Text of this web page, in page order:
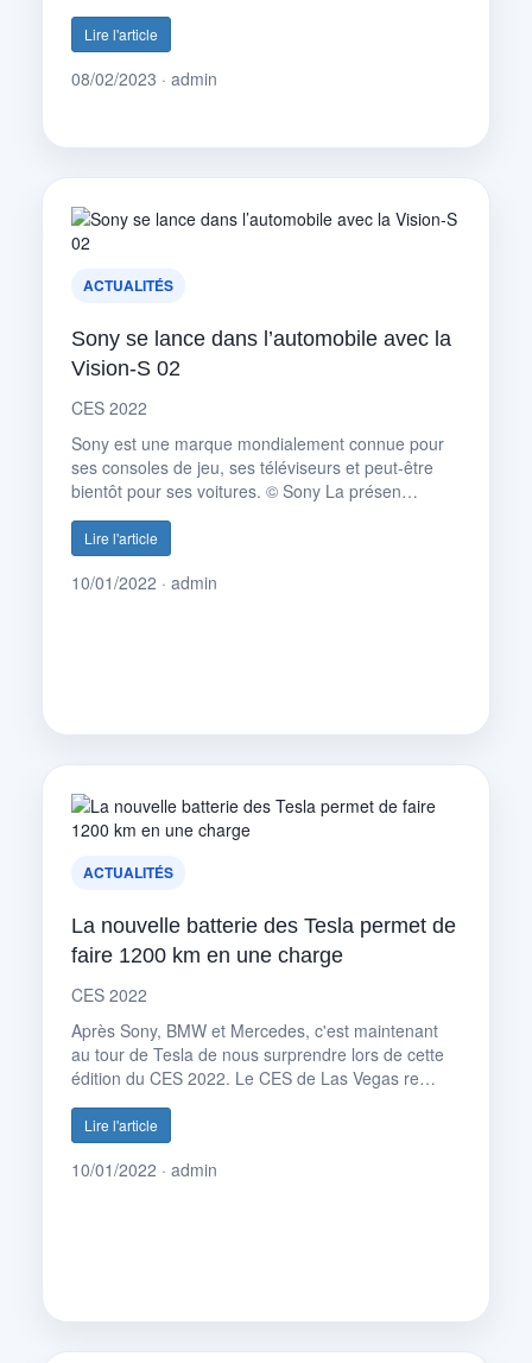
Lire l'article
08/02/2023 · admin
ACTUALITÉS
Sony se lance dans l’automobile avec la
Vision-S 02
CES 2022
Sony est une marque mondialement connue pour
ses consoles de jeu, ses téléviseurs et peut-être
bientôt pour ses voitures. © Sony La présen…
Lire l'article
10/01/2022 · admin
ACTUALITÉS
La nouvelle batterie des Tesla permet de
faire 1200 km en une charge
CES 2022
Après Sony, BMW et Mercedes, c'est maintenant
au tour de Tesla de nous surprendre lors de cette
édition du CES 2022. Le CES de Las Vegas re…
Lire l'article
10/01/2022 · admin